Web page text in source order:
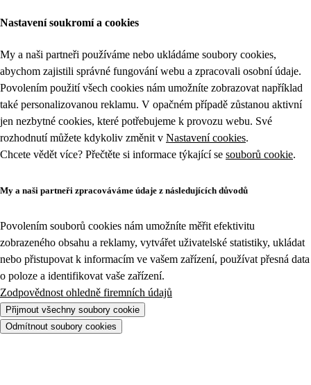
Nastavení soukromí a cookies
My a naši partneři používáme nebo ukládáme soubory cookies,
abychom zajistili správné fungování webu a zpracovali osobní údaje.
Povolením použití všech cookies nám umožníte zobrazovat například
také personalizovanou reklamu. V opačném případě zůstanou aktivní
jen nezbytné cookies, které potřebujeme k provozu webu. Své
rozhodnutí můžete kdykoliv změnit v Nastavení cookies.
Chcete vědět více? Přečtěte si informace týkající se souborů cookie.
My a naši partneři zpracováváme údaje z následujících důvodů
Povolením souborů cookies nám umožníte měřit efektivitu
zobrazeného obsahu a reklamy, vytvářet uživatelské statistiky, ukládat
nebo přistupovat k informacím ve vašem zařízení, používat přesná data
o poloze a identifikovat vaše zařízení.
Zodpovědnost ohledně firemních údajů
Přijmout všechny soubory cookie
Odmítnout soubory cookies